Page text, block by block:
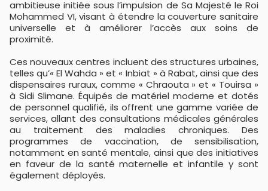
ambitieuse initiée sous l’impulsion de Sa Majesté le Roi
Mohammed VI, visant à étendre la couverture sanitaire
universelle et à améliorer l’accès aux soins de
proximité.
Ces nouveaux centres incluent des structures urbaines,
telles qu’« El Wahda » et « Inbiat » à Rabat, ainsi que des
dispensaires ruraux, comme « Chraouta » et « Touirsa »
à Sidi Slimane. Équipés de matériel moderne et dotés
de personnel qualifié, ils offrent une gamme variée de
services, allant des consultations médicales générales
au traitement des maladies chroniques. Des
programmes de vaccination, de sensibilisation,
notamment en santé mentale, ainsi que des initiatives
en faveur de la santé maternelle et infantile y sont
également déployés.